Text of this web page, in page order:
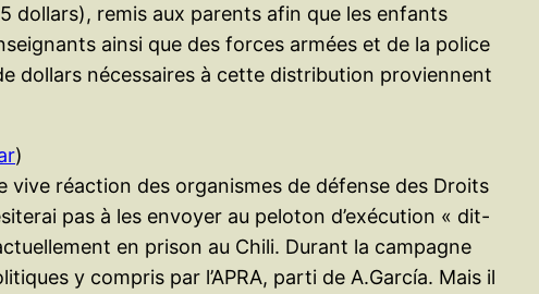
dollars), remis aux parents afin que les enfants
ainsi que des forces armées et de la police
dollars nécessaires à cette distribution proviennent
)
réaction des organismes de défense des Droits
pas à les envoyer au peloton d’exécution « dit-
en prison au Chili. Durant la campagne
y compris par l’APRA, parti de A.García. Mais il